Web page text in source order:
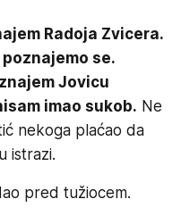
Radoja Zvicera.
se.
Jovicu
imao sukob. Ne
nekoga plaćao da
istrazi.
pred tužiocem.